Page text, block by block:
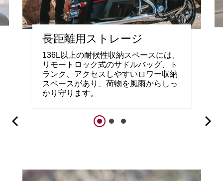
長距離用ストレージ
136L以上の耐候性収納スペースには、
リモートロック式のサドルバッグ、ト
ランク、アクセスしやすいロワー収納
スペースがあり、荷物を風雨からしっ
かり守ります。